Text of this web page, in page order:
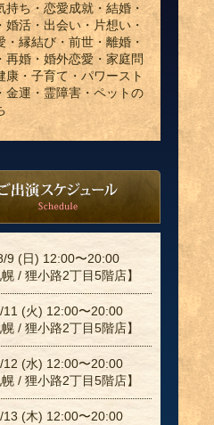
持ち・恋愛成就・結婚・
婚活・出会い・片想い・
・縁結び・前世・離婚・
再婚・婚外恋愛・家庭問
康・子育て・パワースト
金運・霊障害・ペットの
9 (日) 12:00〜20:00
幌 / 狸小路2丁目5階店】
11 (火) 12:00〜20:00
幌 / 狸小路2丁目5階店】
12 (水) 12:00〜20:00
幌 / 狸小路2丁目5階店】
13 (木) 12:00〜20:00